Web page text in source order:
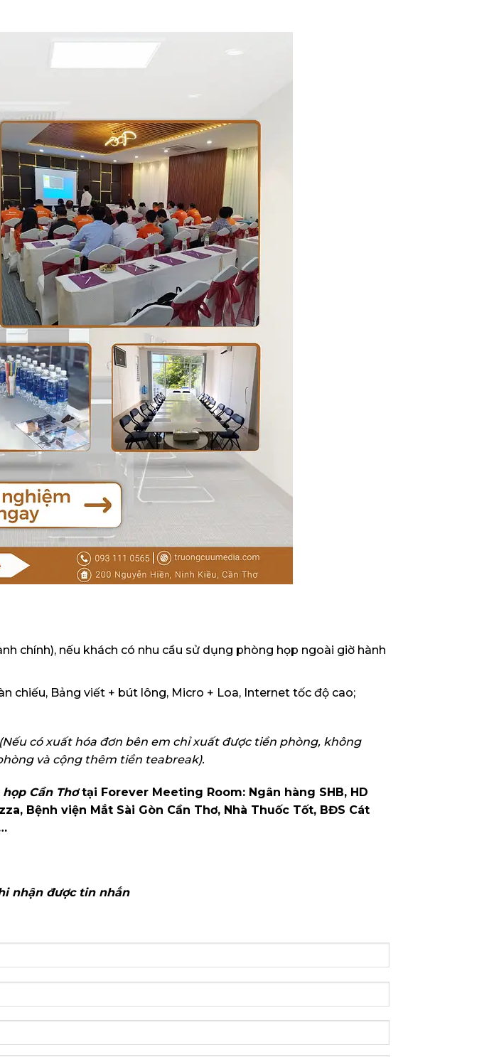
chính), nếu khách có nhu cầu sử dụng phòng họp ngoài giờ hành
chiếu, Bảng viết + bút lông, Micro + Loa, Internet tốc độ cao;
(Nếu có xuất hóa đơn bên em chỉ xuất được tiền phòng, không
và cộng thêm tiền teabreak).
Cần Thơtại Forever Meeting Room: Ngân hàng SHB, HD
Bệnh viện Mắt Sài Gòn Cần Thơ, Nhà Thuốc Tốt, BĐS Cát
nhận được tin nhắn